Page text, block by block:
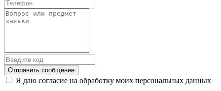
Отправить сообщение
Я даю согласие на обработку моих персональных данных